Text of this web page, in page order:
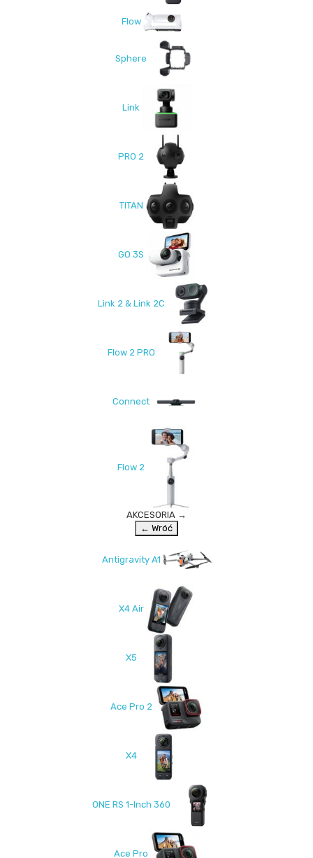
Flow
Sphere
Link
PRO 2
TITAN
GO 3S
Link 2 & Link 2C
Flow 2 PRO
Connect
Flow 2
AKCESORIA →
← Wróć
Antigravity A1
X4 Air
X5
Ace Pro 2
X4
ONE RS 1-Inch 360
Ace Pro